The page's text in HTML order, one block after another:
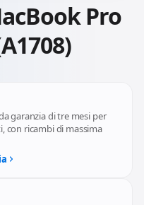
Pro
garanzia di tre mesi per
con ricambi di massima